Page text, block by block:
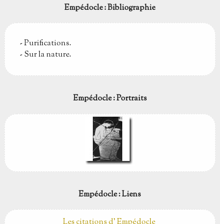
Empédocle : Bibliographie
- Purifications.
- Sur la nature.
Empédocle : Portraits
Empédocle : Liens